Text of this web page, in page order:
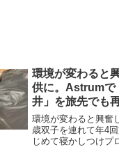
環境が変わると
供に。Astrumで
井」を旅先でも
もの寝かしつけ
【PR】
環境が変わると興奮
歳双子を連れて年4
じめて寝かしつけプ